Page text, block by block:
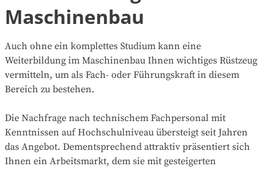
Maschinenbau
Auch ohne ein komplettes Studium kann eine
Weiterbildung im Maschinenbau Ihnen wichtiges Rüstzeug
vermitteln, um als Fach- oder Führungskraft in diesem
Bereich zu bestehen.
Die Nachfrage nach technischem Fachpersonal mit
Kenntnissen auf Hochschulniveau übersteigt seit Jahren
das Angebot. Dementsprechend attraktiv präsentiert sich
Ihnen ein Arbeitsmarkt, dem sie mit gesteigerten